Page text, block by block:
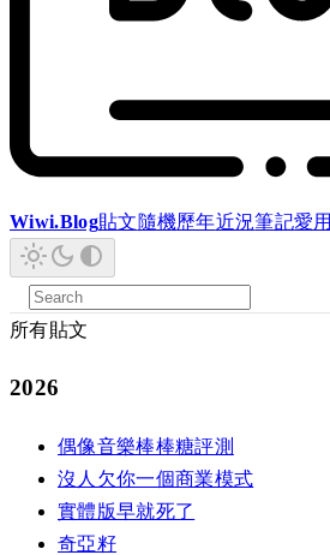
Wiwi.Blog貼文隨機歷年近況筆記愛用
所有貼文
2026
偶像音樂棒棒糖評測
沒人欠你一個商業模式
實體版早就死了
奇亞籽